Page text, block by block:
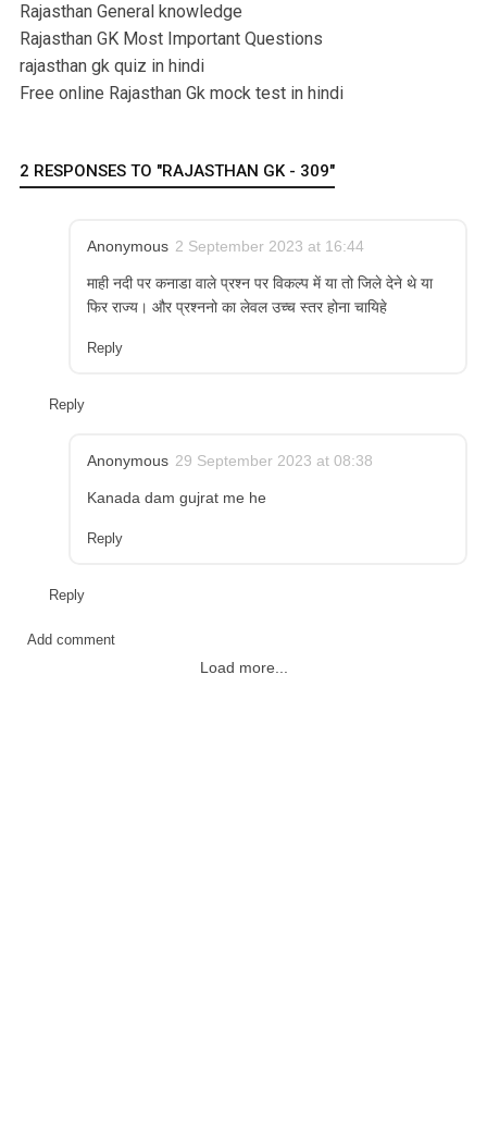
Rajasthan General knowledge
Rajasthan GK Most Important Questions
rajasthan gk quiz in hindi
Free online Rajasthan Gk mock test in hindi
2 RESPONSES TO "RAJASTHAN GK - 309"
Anonymous 2 September 2023 at 16:44
माही नदी पर कनाडा वाले प्रश्न पर विकल्प में या तो जिले देने थे या
फिर राज्य। और प्रश्ननो का लेवल उच्च स्तर होना चायिहे
Reply
Reply
Anonymous 29 September 2023 at 08:38
Kanada dam gujrat me he
Reply
Reply
Add comment
Load more...